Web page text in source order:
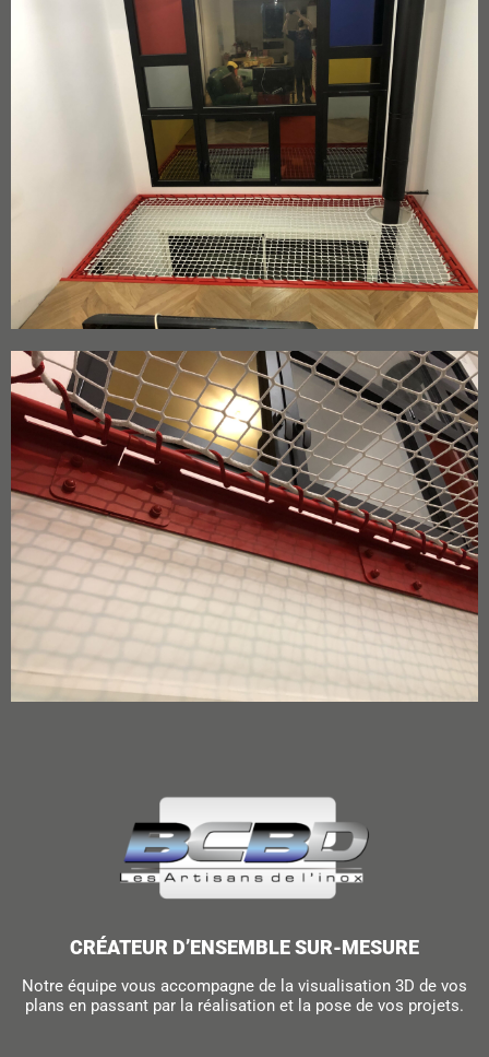
CRÉATEUR D’ENSEMBLE SUR-MESURE
Notre équipe vous accompagne de la visualisation 3D de vos
plans en passant par la réalisation et la pose de vos projets.